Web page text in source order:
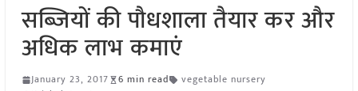
सब्जियों की पौधशाला तैयार कर और
अधिक लाभ कमाएं
January 23, 2017 6 min read
vegetable nursery